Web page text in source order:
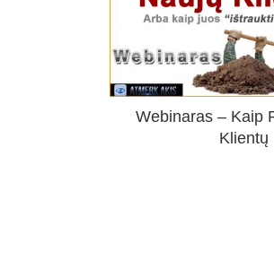
Webinaras – Kaip
Klientų